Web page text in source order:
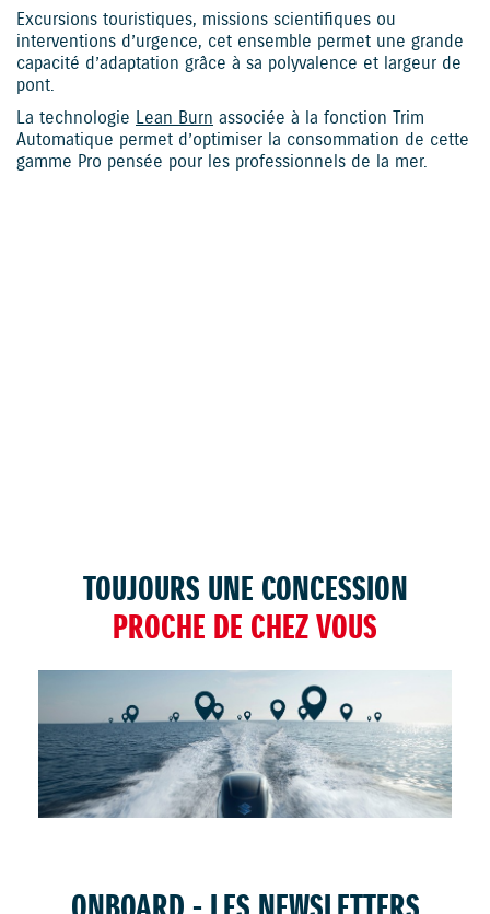
Excursions touristiques, missions scientifiques ou
interventions d’urgence, cet ensemble permet une grande
capacité d’adaptation grâce à sa polyvalence et largeur de
pont.
La technologie Lean Burn associée à la fonction Trim
Automatique permet d’optimiser la consommation de cette
gamme Pro pensée pour les professionnels de la mer.
TOUJOURS UNE CONCESSION
PROCHE DE CHEZ VOUS
TROUVER UNE CONCESSION